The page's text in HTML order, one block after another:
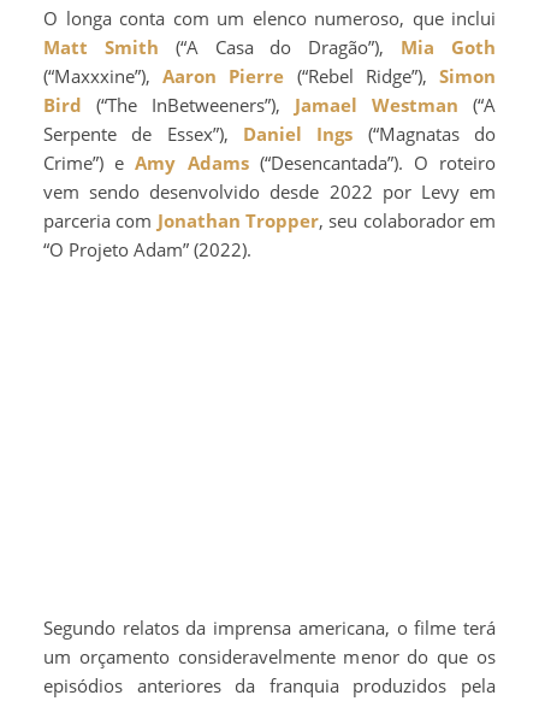
O longa conta com um elenco numeroso, que inclui
Matt Smith (“A Casa do Dragão”), Mia Goth
(“Maxxxine”),Aaron Pierre (“Rebel Ridge”),Simon
Bird (“The InBetweeners”), Jamael Westman (“A
Serpente de Essex”), Daniel Ings (“Magnatas do
Crime”) eAmy Adams(“Desencantada”). O roteiro
vem sendo desenvolvido desde 2022 por Levy em
parceria com Jonathan Tropper, seu colaborador em
“O Projeto Adam” (2022).
Segundo relatos da imprensa americana, o filme terá
um orçamento consideravelmente menor do que os
episódios anteriores da franquia produzidos pela